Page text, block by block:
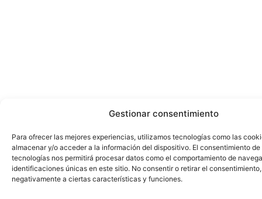
Gestionar consentimiento
Para ofrecer las mejores experiencias, utilizamos tecnologías como las
almacenar y/o acceder a la información del dispositivo. El consentimiento de
tecnologías nos permitirá procesar datos como el comportamiento de
identificaciones únicas en este sitio. No consentir o retirar el
negativamente a ciertas características y funciones.